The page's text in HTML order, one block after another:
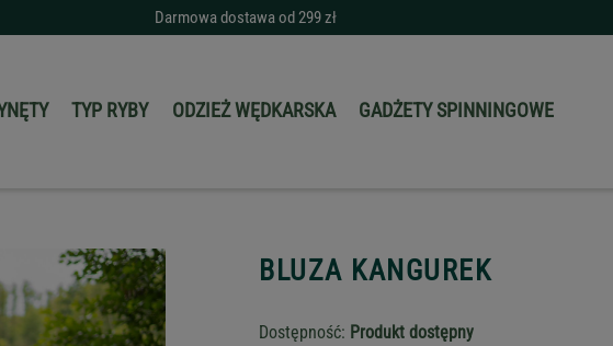
Darmowa dostawa od 299 zł
TYP RYBY ODZIEŻ WĘDKARSKA GADŻETY SPINNINGOWE
BLUZA KANGUREK
Dostępność: Produkt dostępny